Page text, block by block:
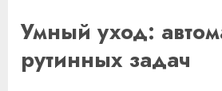
Умный уход:
рутинных задач